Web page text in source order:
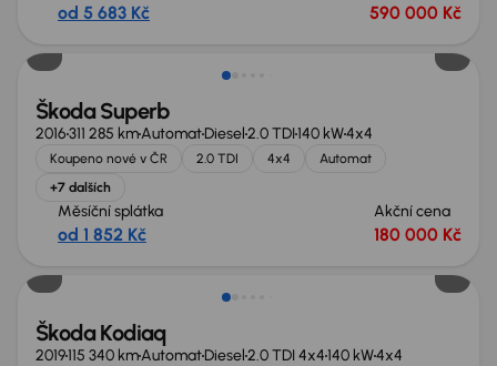
od 5 683 Kč 590 000 Kč
Škoda Superb
2016311 285 kmAutomatDiesel2.0 TDI140 kW4x4
Koupeno nové v ČR 2.0 TDI 4x4
Automat
+7 dalších
Měsíční splátka
od 1 852 Kč
Akční cena
180 000 Kč
Zlevněno o 40 000 Kč
Škoda Kodiaq
2019115 340 kmAutomatDiesel2.0 TDI 4x4140 kW4x4